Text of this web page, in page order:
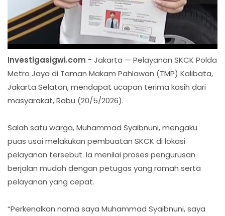
Investigasigwi.com - Jakarta — Pelayanan SKCK Polda
Metro Jaya di Taman Makam Pahlawan (TMP) Kalibata,
Jakarta Selatan, mendapat ucapan terima kasih dari
masyarakat, Rabu (20/5/2026).
Salah satu warga, Muhammad Syaibnuni, mengaku
puas usai melakukan pembuatan SKCK di lokasi
pelayanan tersebut. Ia menilai proses pengurusan
berjalan mudah dengan petugas yang ramah serta
pelayanan yang cepat.
“Perkenalkan nama saya Muhammad Syaibnuni, saya